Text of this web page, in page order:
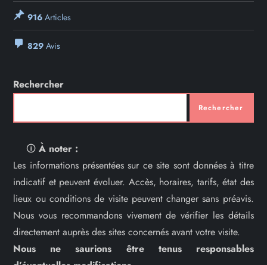
916 Articles
829 Avis
Rechercher
Rechercher
🛈À noter :
Les informations présentées sur ce site sont données à titre
indicatif et peuvent évoluer. Accès, horaires, tarifs, état des
lieux ou conditions de visite peuvent changer sans préavis.
Nous vous recommandons vivement de vérifier les détails
directement auprès des sites concernés avant votre visite.
Nous ne saurions être tenus responsables